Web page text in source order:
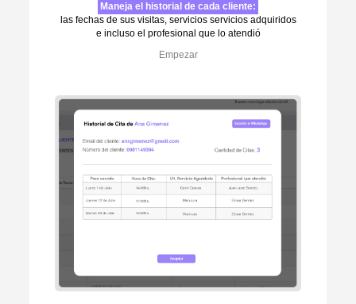
Maneja el historial de cada cliente:
las fechas de sus visitas, servicios servicios adquiridos
e incluso el profesional que lo atendió
Empezar